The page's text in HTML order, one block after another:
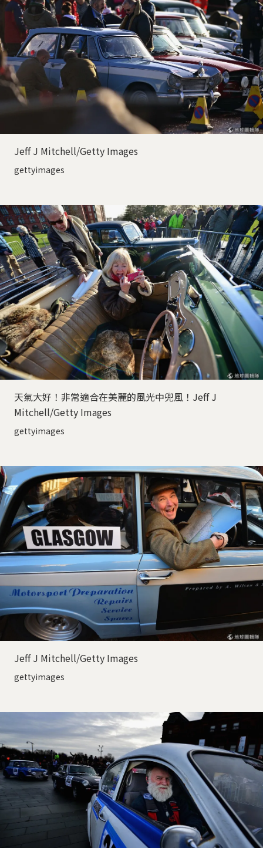
Jeff J Mitchell/Getty Images
gettyimages
天氣大好！非常適合在美麗的風光中兜風！Jeff J
Mitchell/Getty Images
gettyimages
Jeff J Mitchell/Getty Images
gettyimages